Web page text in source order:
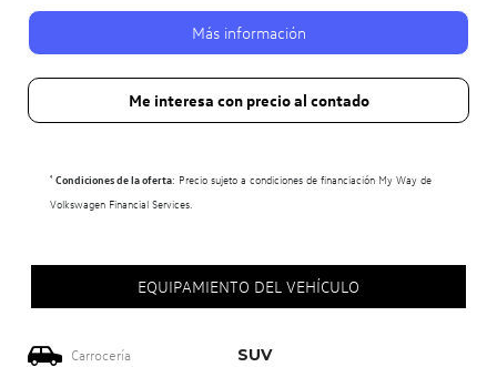
Más información
Me interesa con precio al contado
¹ Condiciones de la oferta: Precio sujeto a condiciones de financiación My Way de
Volkswagen Financial Services.
EQUIPAMIENTO DEL VEHÍCULO
Carrocería SUV